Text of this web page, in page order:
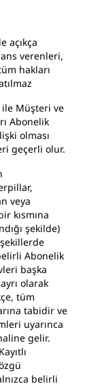
açıkça
verenleri,
hakları
ile Müşteri ve
Abonelik
olması
geçerli olur.
veya
kısmına
şekilde)
Abonelik
başka
olarak
tüm
tabidir ve
uyarınca
gelir.
belirli